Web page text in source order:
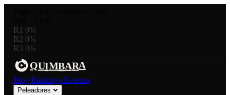
R1 0%
R2 0%
R3 0%
QUIMBARA
Blog Rankings Eventos
Peleadores